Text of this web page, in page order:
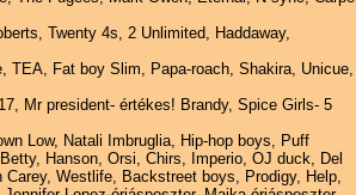
Twenty 4s, 2 Unlimited, Haddaway,
TEA, Fat boy Slim, Papa-roach, Shakira, Unicue,
Mr president- értékes! Brandy, Spice Girls- 5
Low, Natali Imbruglia, Hip-hop boys, Puff
Hanson, Orsi, Chirs, Imperio, OJ duck, Del
Carey, Westlife, Backstreet boys, Prodigy, Help,